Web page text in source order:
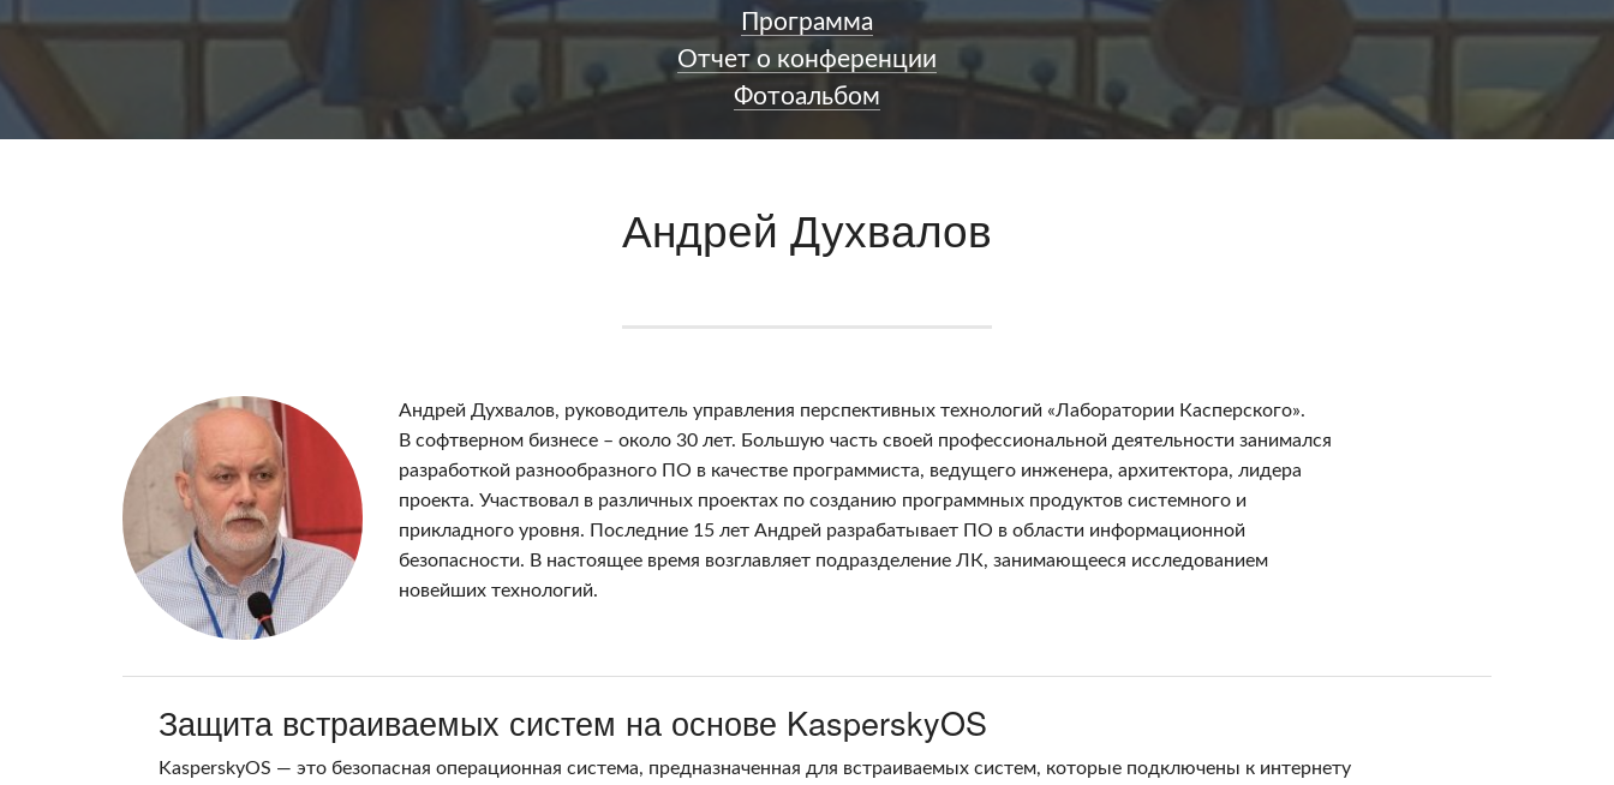
Программа
Отчет о конференции
Фотоальбом
Андрей Духвалов
Андрей Духвалов, руководитель управления перспективных технологий «Лаборатории Касперского».
В софтверном бизнесе – около 30 лет. Большую часть своей профессиональной деятельности занимался
разработкой разнообразного ПО в качестве программиста, ведущего инженера, архитектора, лидера
проекта. Участвовал в различных проектах по созданию программных продуктов системного и
прикладного уровня. Последние 15 лет Андрей разрабатывает ПО в области информационной
безопасности. В настоящее время возглавляет подразделение ЛК, занимающееся исследованием
новейших технологий.
Защита встраиваемых систем на основе KasperskyOS
KasperskyOS — это безопасная операционная система, предназначенная для встраиваемых систем, которые подключены к интернету